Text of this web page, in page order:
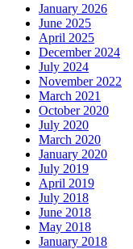
January 2026
June 2025
April 2025
December 2024
July 2024
November 2022
March 2021
October 2020
July 2020
March 2020
January 2020
July 2019
April 2019
July 2018
June 2018
May 2018
January 2018